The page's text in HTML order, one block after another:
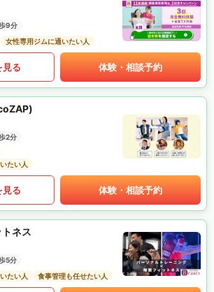
9分
女性専用ジムに通いたい人
見る 体験・相談予約
2分
たい人
見る 体験・相談予約
ネス
5分
たい人
食事管理も任せたい人